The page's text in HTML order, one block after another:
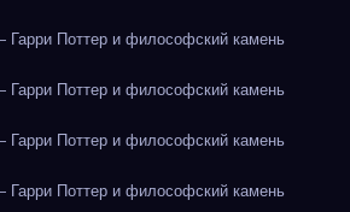
Поттер и философский камень
Поттер и философский камень
Поттер и философский камень
Поттер и философский камень